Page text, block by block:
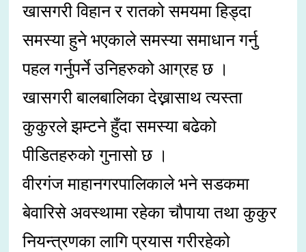
खासगरी विहान र रातको समयमा हिड्दा
समस्या हुने भएकाले समस्या समाधान गर्नु
पहल गर्नुपर्ने उनिहरुको आग्रह छ ।
खासगरी बालबालिका देख्नासाथ त्यस्ता
कुकुरले झम्टने हुँदा समस्या बढेको
पीडितहरुको गुनासो छ ।
वीरगंज माहानगरपालिकाले भने सडकमा
बेवारिसे अवस्थामा रहेका चौपाया तथा कुकुर
नियन्त्रणका लागि प्रयास गरीरहेको